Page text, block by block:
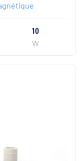
10
W